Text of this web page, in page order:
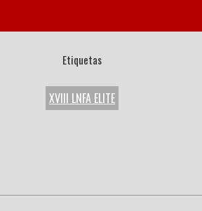
Etiquetas
XVIII LNFA ELITE